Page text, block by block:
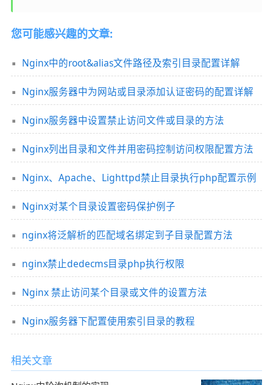
您可能感兴趣的文章:
Nginx中的root&alias文件路径及索引目录配置详解
Nginx服务器中为网站或目录添加认证密码的配置详解
Nginx服务器中设置禁止访问文件或目录的方法
Nginx列出目录和文件并用密码控制访问权限配置方法
Nginx、Apache、Lighttpd禁止目录执行php配置示例
Nginx对某个目录设置密码保护例子
nginx将泛解析的匹配域名绑定到子目录配置方法
nginx禁止dedecms目录php执行权限
Nginx 禁止访问某个目录或文件的设置方法
Nginx服务器下配置使用索引目录的教程
相关文章